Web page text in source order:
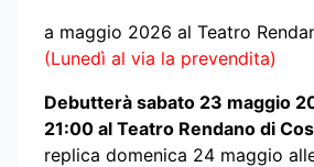
a maggio 2026 al Teatro
(Lunedì al via la prevendita)
Debutterà sabato 23 maggio
21:00 al Teatro Rendano di
replica domenica 24 maggio